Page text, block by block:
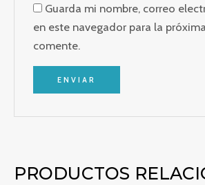
Guarda mi nombre, correo
en este navegador para la
comente.
PRODUCTOS